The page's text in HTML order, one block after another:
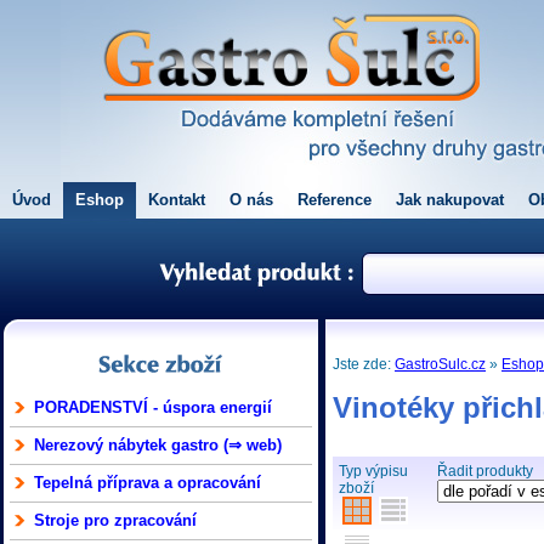
Úvod Eshop Kontakt O nás Reference Jak nakupovat
PORADENSTVÍ - úspora energií
Nerezový nábytek gastro (⇒ web)
Tepelná příprava a opracování
Stroje pro zpracování
Jste zde:GastroSulc.cz » Eshop
Vinotéky
Typ výpisu
zboží
Řadit produkty